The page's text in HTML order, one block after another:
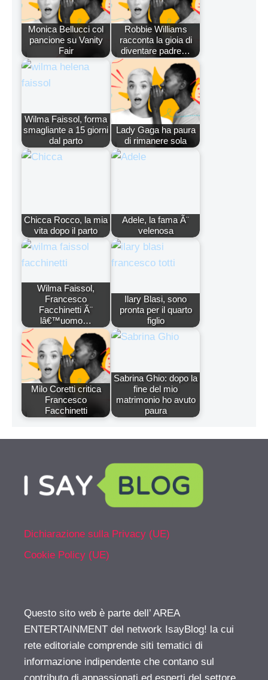
Monica Bellucci col
pancione su Vanity
Fair
Robbie Williams
racconta la gioia di
diventare padre…
Wilma Faissol, forma
smagliante a 15 giorni
dal parto
Lady Gaga ha paura
di rimanere sola
Chicca Rocco, la mia
vita dopo il parto
Adele, la fama Ã¨
velenosa
Wilma Faissol,
Francesco
Facchinetti Ã¨
lâ€™uomo…
Ilary Blasi, sono
pronta per il quarto
figlio
Milo Coretti critica
Francesco
Facchinetti
Sabrina Ghio: dopo la
fine del mio
matrimonio ho avuto
paura
Dichiarazione sulla Privacy (UE)
Cookie Policy (UE)
Questo sito web è parte dell’ AREA
ENTERTAINMENT del network IsayBlog! la cui
rete editoriale comprende siti tematici di
informazione indipendente che contano sul